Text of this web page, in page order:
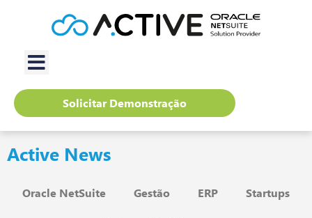
Solicitar Demonstração
Active News
Oracle NetSuite Gestão ERP Startups